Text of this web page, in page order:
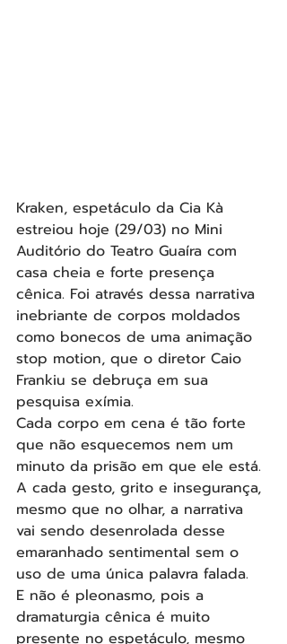
Kraken, espetáculo da Cia Kà
estreiou hoje (29/03) no Mini
Auditório do Teatro Guaíra com
casa cheia e forte presença
cênica. Foi através dessa narrativa
inebriante de corpos moldados
como bonecos de uma animação
stop motion, que o diretor Caio
Frankiu se debruça em sua
pesquisa exímia.
Cada corpo em cena é tão forte
que não esquecemos nem um
minuto da prisão em que ele está.
A cada gesto, grito e insegurança,
mesmo que no olhar, a narrativa
vai sendo desenrolada desse
emaranhado sentimental sem o
uso de uma única palavra falada.
E não é pleonasmo, pois a
dramaturgia cênica é muito
presente no espetáculo, mesmo